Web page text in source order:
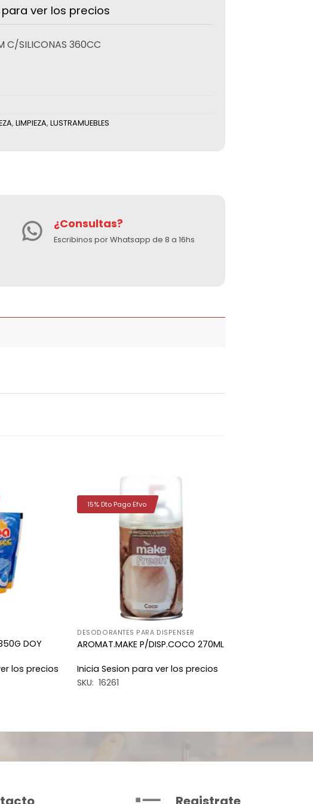
para ver los precios
C/SILICONAS 360CC
, LIMPIEZA, LUSTRAMUEBLES
¿Consultas?
Escribinos por Whatsapp de 8 a 16hs
DOY
los precios
DESODORANTES PARA DISPENSER
AROMAT.MAKE P/DISP.COCO 270ML
Inicia Sesion para ver los precios
SKU: 16261
15% Dto Pago Efvo